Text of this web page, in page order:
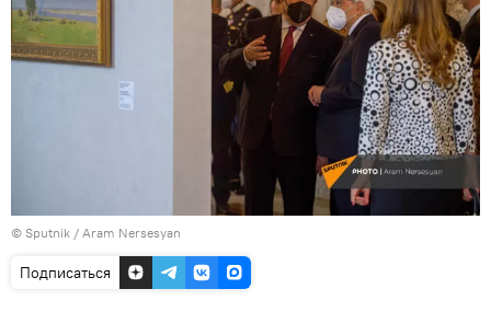
© Sputnik / Aram Nersesyan
Подписаться